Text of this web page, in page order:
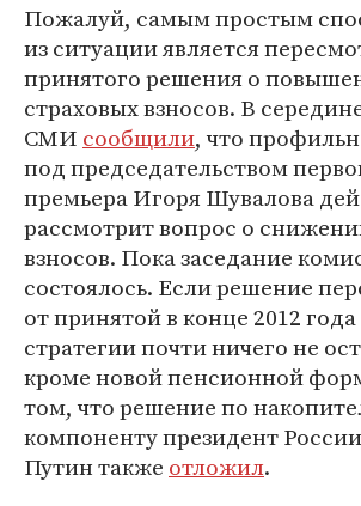
Пожалуй, самым простым
из ситуации является
принятого решения о
страховых взносов. В
СМИ сообщили, что
под председательством
премьера Игоря Шувалова
рассмотрит вопрос о
взносов. Пока заседание
состоялось. Если решение
от принятой в конце 2012
стратегии почти ничего не
кроме новой пенсионной
том, что решение по
компоненту президент
Путин также отложил.